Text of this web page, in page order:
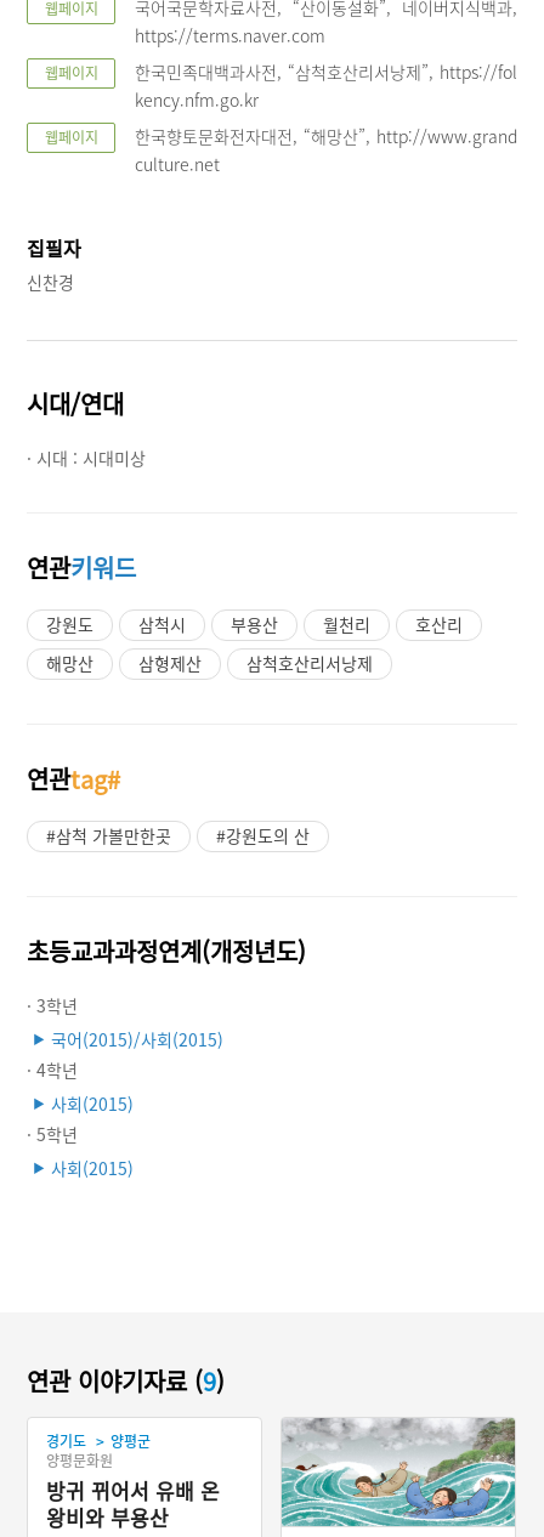
웹페이지
국어국문학자료사전, “산이동설화”, 네이버지식백과,
https://terms.naver.com
웹페이지
한국민족대백과사전, “삼척호산리서낭제”, https://fol
kency.nfm.go.kr
웹페이지
한국향토문화전자대전, “해망산”, http://www.grand
culture.net
집필자
신찬경
시대/연대
· 시대 : 시대미상
연관키워드
강원도 삼척시 부용산 월천리
호산리
해망산
삼형제산 삼척호산리서낭제
연관tag#
#삼척 가볼만한곳 #강원도의 산
초등교과과정연계(개정년도)
· 3학년
▶ 국어(2015)/사회(2015)
· 4학년
▶ 사회(2015)
· 5학년
▶ 사회(2015)
연관 이야기자료 (9)
경기도 > 양평군
양평문화원
방귀 뀌어서 유배 온
왕비와 부용산